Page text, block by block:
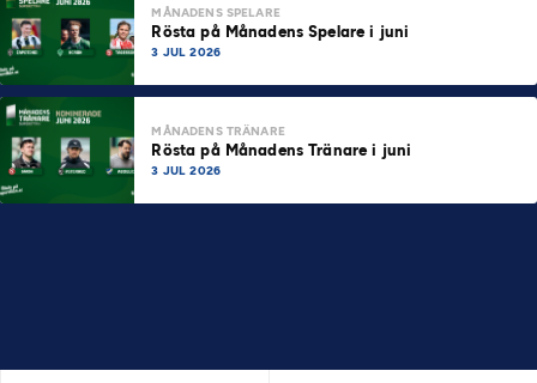
MÅNADENS SPELARE
Rösta på Månadens Spelare i juni
3 JUL 2026
MÅNADENS TRÄNARE
Rösta på Månadens Tränare i juni
3 JUL 2026